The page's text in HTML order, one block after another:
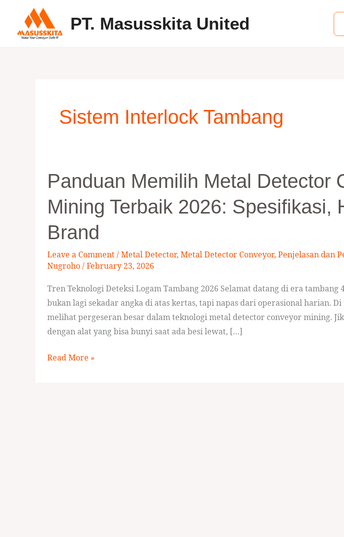
content
PT. Masusskita United
Sistem Interlock Tambang
Panduan Memilih Metal Detector
Mining Terbaik 2026: Spesifikasi,
Brand
Leave a Comment/Metal Detector, Metal Detector Conveyor, Penjelasan dan
Nugroho/February 23, 2026
Tren Teknologi Deteksi Logam Tambang 2026 Selamat datang di era tambang
bukan lagi sekadar angka di atas kertas, tapi napas dari operasional harian.
melihat pergeseran besar dalam teknologi metal detector conveyor mining.
dengan alat yang bisa bunyi saat ada besi lewat, […]
Memilih
Metal
Detector
Mining
2026:
Harga
&
Brand
Read More »